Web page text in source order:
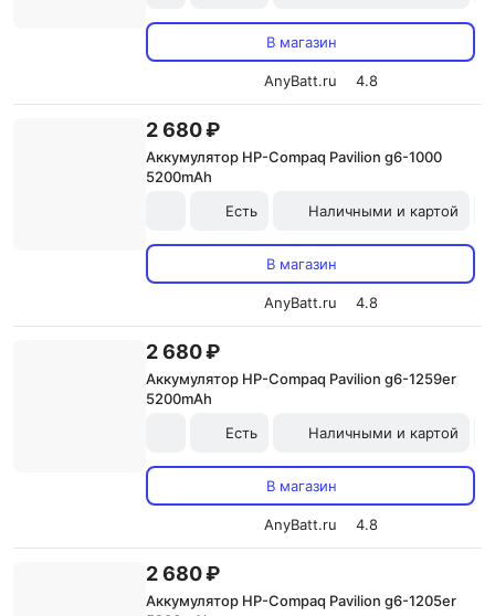
В магазин
AnyBatt.ru 4.8
2 680 ₽
Аккумулятор HP-Compaq Pavilion g6-1000
5200mAh
Есть
Наличными и картой
В магазин
AnyBatt.ru 4.8
2 680 ₽
Аккумулятор HP-Compaq Pavilion g6-1259er
5200mAh
Есть
Наличными и картой
В магазин
AnyBatt.ru 4.8
2 680 ₽
Аккумулятор HP-Compaq Pavilion g6-1205er